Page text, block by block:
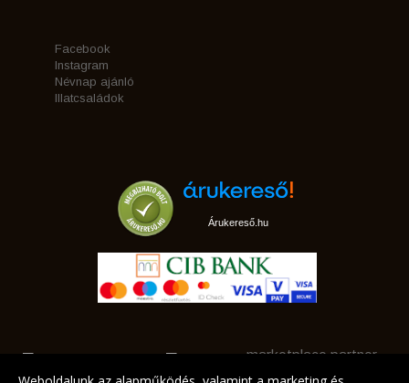
Facebook
Instagram
Névnap ajánló
Illatcsaládok
Árukereső.hu
marketplace partner